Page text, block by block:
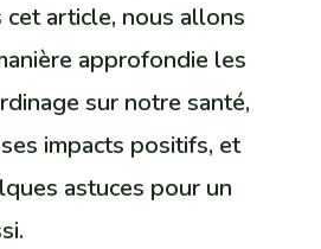
article, nous allons
approfondie les
sur notre santé,
impacts positifs, et
astuces pour un